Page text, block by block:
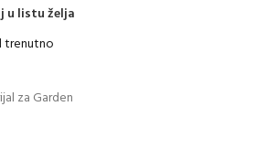
u listu želja
trenutno
za Garden